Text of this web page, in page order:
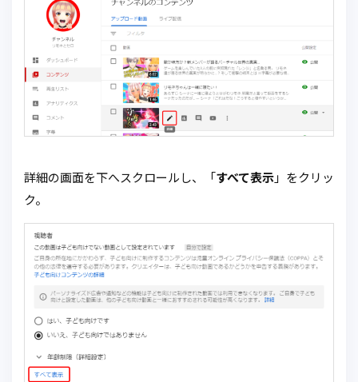
詳細の画面を下へスクロールし、「すべて表示」をクリッ
ク。